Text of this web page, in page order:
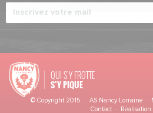
QUI S'Y FROTTE
S’Y PIQUE
© Copyright 2015 · AS Nancy Lorraine ·
Contact· Réalisation